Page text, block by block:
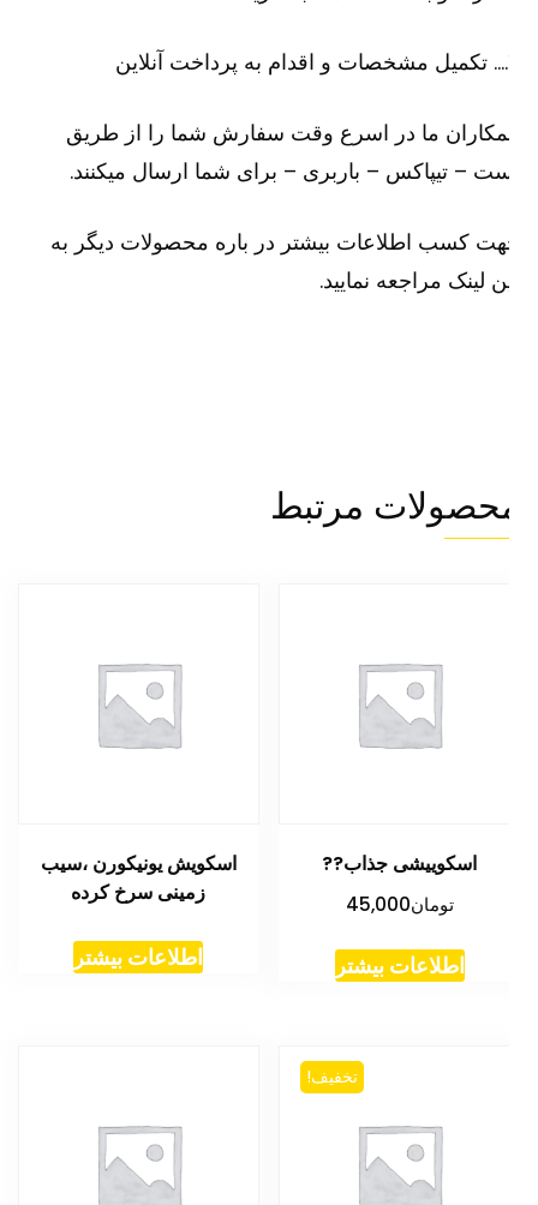
ما در اسرع وقت سفارش شما را از طریق
– تیپاکس – باربری – برای شما ارسال میکنند.
کسب اطلاعات بیشتر در باره محصولات دیگر به
لینک مراجعه نمایید.
مرتبط
اسکوییشی جذاب??
تومان45,000
اطلاعات بیشتر
اسکویش یونیکورن ،سیب
زمینی سرخ کرده
اطلاعات بیشتر
تخفیف!